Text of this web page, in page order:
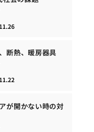
断熱、暖房器具
が開かない時の対